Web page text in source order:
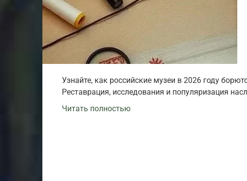
Узнайте, как российские музеи в 2026 году
Реставрация, исследования и популяризация
Читать полностью